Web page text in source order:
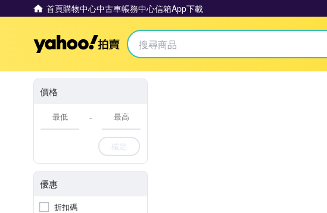
首頁購物中心中古車帳務中心信箱App下載
Yahoo拍賣
價格
-
確定
優惠
折扣碼